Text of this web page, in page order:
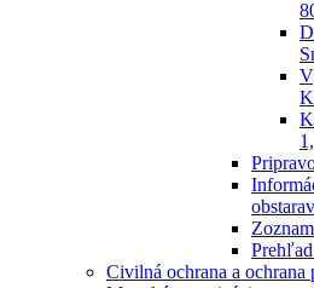
Civilná ochrana a ochrana